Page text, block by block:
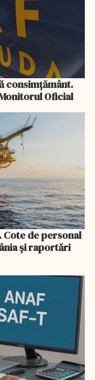
consimțământ.
Oficial
Cote de personal
și raportări